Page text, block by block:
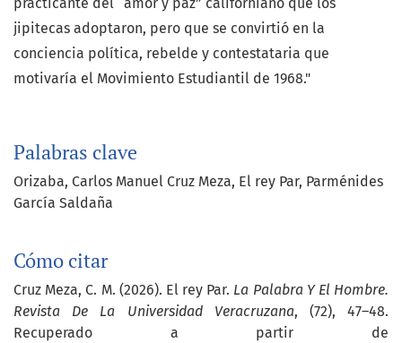
Palabras clave
Orizaba Carlos Manuel Cruz Meza El rey Par Parménides
García Saldaña
Cómo citar
Cruz Meza, C. M. (2026). El rey Par. La Palabra Y El Hombre.
Revista De La Universidad Veracruzana, (72), 47–48.
Recuperado a partir de
practicante del “amor y paz” californiano que los
jipitecas adoptaron, pero que se convirtió en la
conciencia política, rebelde y contestataria que
motivaría el Movimiento Estudiantil de 1968."